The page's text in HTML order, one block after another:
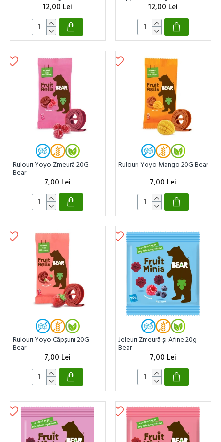
12,00 Lei 12,00 Lei
Rulouri Yoyo Zmeură 20G
Bear
7,00 Lei
Rulouri Yoyo Mango 20G Bear
7,00 Lei
Rulouri Yoyo Căpșuni 20G
Bear
7,00 Lei
Jeleuri Zmeură și Afine 20g
Bear
7,00 Lei